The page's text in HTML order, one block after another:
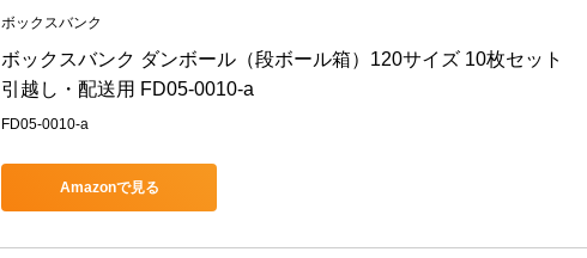
ボックスバンク
ボックスバンク ダンボール（段ボール箱）120サイズ 10枚セット
引越し・配送用 FD05-0010-a
FD05-0010-a
Amazonで見る